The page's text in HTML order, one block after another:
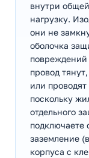
внутри
нагрузку.
они не
оболочка
повреждений
провод
или
поскольку
отдельного
подключаете
заземление
корпуса с